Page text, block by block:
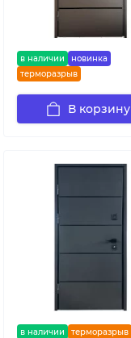
в наличии
новинка
терморазрыв
В корзину
в наличии терморазрыв